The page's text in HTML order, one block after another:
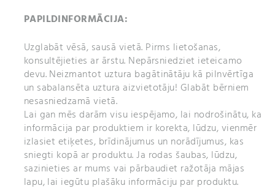
PAPILDINFORMĀCIJA:
Uzglabāt vēsā, sausā vietā. Pirms lietošanas,
konsultējieties ar ārstu. Nepārsniedziet ieteicamo
devu. Neizmantot uztura bagātinātāju kā pilnvērtīga
un sabalansēta uztura aizvietotāju! Glabāt bērniem
nesasniedzamā vietā.
Lai gan mēs darām visu iespējamo, lai nodrošinātu, ka
informācija par produktiem ir korekta, lūdzu, vienmēr
izlasiet etiķetes, brīdinājumus un norādījumus, kas
sniegti kopā ar produktu. Ja rodas šaubas, lūdzu,
sazinieties ar mums vai pārbaudiet ražotāja mājas
lapu, lai iegūtu plašāku informāciju par produktu.